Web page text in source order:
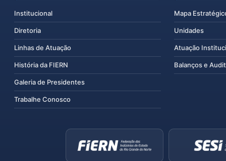
Institucional
Diretoria
Linhas de Atuação
História da FIERN
Galeria de Presidentes
Trabalhe Conosco
Mapa
Unidades
Atuação
Balanços e